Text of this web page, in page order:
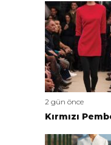
2 gün önce
Kırmızı